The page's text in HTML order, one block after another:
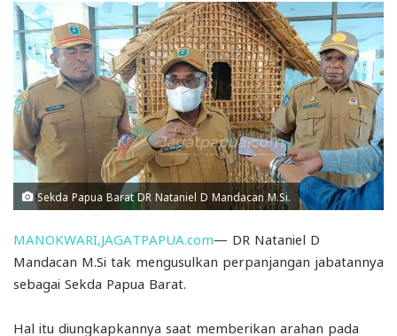
Sekda Papua Barat DR Nataniel D Mandacan M.Si.
MANOKWARI,JAGATPAPUA.com— DR Nataniel D
Mandacan M.Si tak mengusulkan perpanjangan jabatannya
sebagai Sekda Papua Barat.
Hal itu diungkapkannya saat memberikan arahan pada